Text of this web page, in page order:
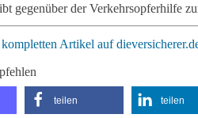
gegenüber der Verkehrsopferhilfe
Artikel auf
teilen teilen